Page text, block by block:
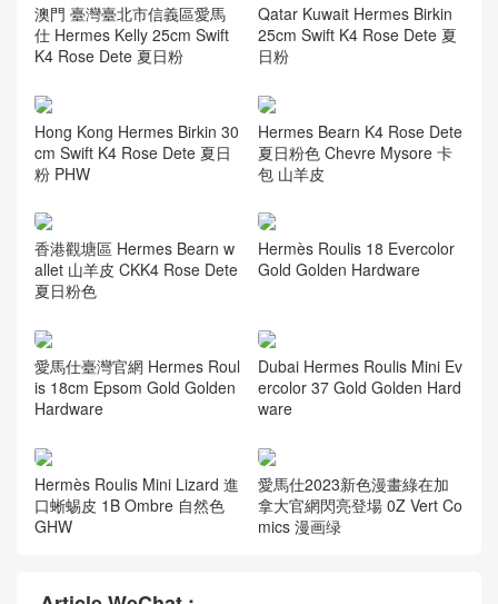
澳門 臺灣臺北市信義區愛馬
仕 Hermes Kelly 25cm Swift
K4 Rose Dete 夏日粉
Qatar Kuwait Hermes Birkin
25cm Swift K4 Rose Dete 夏
日粉
Hong Kong Hermes Birkin 30
cm Swift K4 Rose Dete 夏日
粉 PHW
Hermes Bearn K4 Rose Dete
夏日粉色 Chevre Mysore 卡
包 山羊皮
香港觀塘區 Hermes Bearn w
allet 山羊皮 CKK4 Rose Dete
夏日粉色
Hermès Roulis 18 Evercolor
Gold Golden Hardware
愛馬仕臺灣官網 Hermes Roul
is 18cm Epsom Gold Golden
Hardware
Dubai Hermes Roulis Mini Ev
ercolor 37 Gold Golden Hard
ware
Hermès Roulis Mini Lizard 進
口蜥蜴皮 1B Ombre 自然色
GHW
愛馬仕2023新色漫畫綠在加
拿大官網閃亮登場 0Z Vert Co
mics 漫画绿